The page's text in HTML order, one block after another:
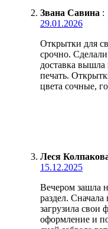
Звана Савина :
29.01.2026
Открытки для
срочно. Сделали
доставка вышла
печать.
цвета сочные,
Леся
15.12.2025
Вечером зашла
раздел. Сначала
загрузила свои
оформление и